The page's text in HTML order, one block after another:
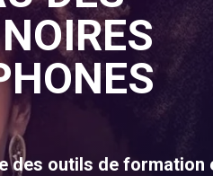
des outils de formation